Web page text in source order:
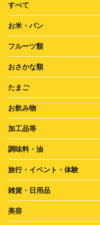
すべて
お米・パン
フルーツ類
おさかな類
たまご
お飲み物
加工品等
調味料・油
旅行・イベント・体験
雑貨・日用品
美容